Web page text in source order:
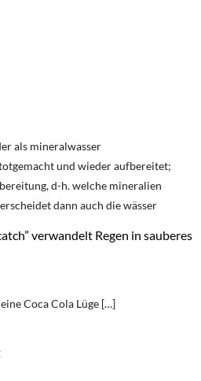
als mineralwasser
und wieder aufbereitet;
d-h. welche mineralien
dann auch die wässer
verwandelt Regen in sauberes
Coca Cola Lüge […]